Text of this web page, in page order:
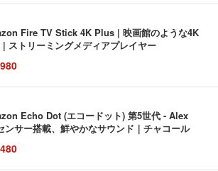
Fire TV Stick 4K Plus | 映画館のような4K
| ストリーミングメディアプレイヤー
Echo Dot (エコードット) 第5世代 - Alex
ンサー搭載、鮮やかなサウンド｜チャコール